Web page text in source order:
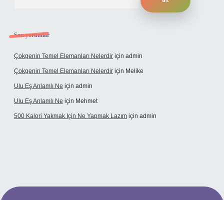
Son yorumlar
Çokgenin Temel Elemanları Nelerdir için admin
Çokgenin Temel Elemanları Nelerdir için Melike
Ulu Eş Anlamlı Ne için admin
Ulu Eş Anlamlı Ne için Mehmet
500 Kalori Yakmak Için Ne Yapmak Lazım için admin
adresi